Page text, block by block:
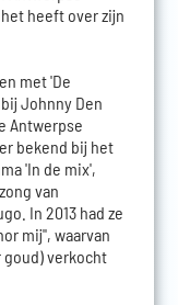
heeft over zijn
met 'De
Johnny Den
Antwerpse
bekend bij het
'In de mix',
van
In 2013 had ze
mij", waarvan
goud) verkocht